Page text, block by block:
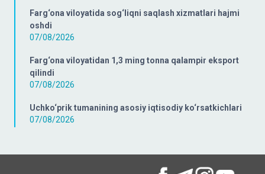
Farg‘ona viloyatida sog‘liqni saqlash xizmatlari hajmi
oshdi
07/08/2026
Farg‘ona viloyatidan 1,3 ming tonna qalampir eksport
qilindi
07/08/2026
Uchko‘prik tumanining asosiy iqtisodiy ko‘rsatkichlari
07/08/2026